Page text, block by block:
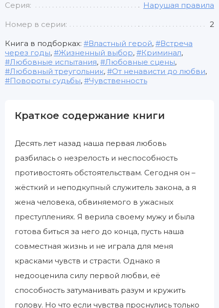
Серия: Нарушая правила
Номер в серии: 2
Книга в подборках: Властный герой,
Встреча
через годы, Жизненный выбор, Криминал,
Любовные испытания, Любовные сцены,
Любовный треугольник, От ненависти до любви,
Повороты судьбы, Чувственность
Краткое содержание книги
Десять лет назад наша первая любовь
разбилась о незрелость и неспособность
противостоять обстоятельствам. Сегодня он –
жёсткий и неподкупный служитель закона, а я
жена человека, обвиняемого в ужасных
преступлениях. Я верила своему мужу и была
готова биться за него до конца, пусть наша
совместная жизнь и не играла для меня
красками чувств и страсти. Однако я
недооценила силу первой любви, её
способность затуманивать разум и кружить
голову. Но что если чувства проснулись только